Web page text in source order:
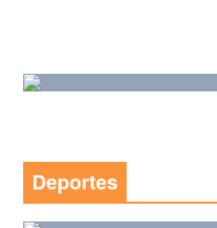
Deportes